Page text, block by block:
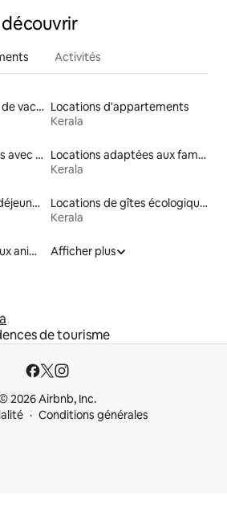
Activités
Locations de maisons de vacances Locations d'appartements
Kerala
Locations de vacances avec piscine
Locations adaptées aux familles
Kerala
Locations avec petit-déjeuner
Locations de gîtes écologiques
Kerala
Locations adaptées aux animaux
Afficher plus
de tourisme
2026 Airbnb, Inc.
Conditions générales